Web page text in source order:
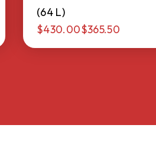
(64 L)
$430.00$365.50